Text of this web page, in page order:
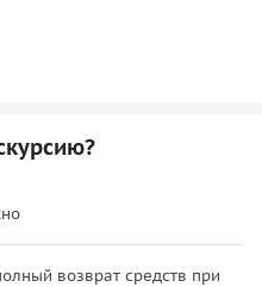
возврат средств при